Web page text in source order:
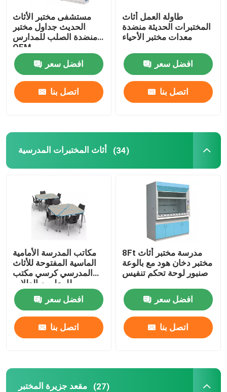
تركيبات المختبر
مستشفى مختبر الأثاث
الحديث جداول مختبر
منضدة الصلب للمدارس
OEM
افضل سعر
اتصل بنا
طاولة العمل أثاث
المختبرات الحديثة منضدة
معدات مختبر الأحياء
افضل سعر
اتصل بنا
أثاث المختبرات المدرسية (34)
مكاتب المدرسة الأمامية
الماسية المفتوحة للأثاث
المدرسي كرسي مكتب
للمعلمين الطلاب
افضل سعر
اتصل بنا
8Ft مدرسة مختبر أثاث
مختبر دخان هود مع بالوعة
صنبور لوحة تحكم تنفيس
افضل سعر
اتصل بنا
مقعد جزيرة المختبر (27)